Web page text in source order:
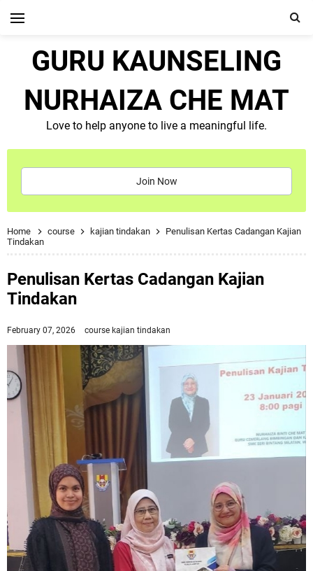
GURU KAUNSELING
NURHAIZA CHE MAT
Love to help anyone to live a meaningful life.
Join Now
Home course kajian tindakan
Penulisan Kertas Cadangan Kajian
Tindakan
Penulisan Kertas Cadangan Kajian
Tindakan
February 07, 2026 course kajian tindakan